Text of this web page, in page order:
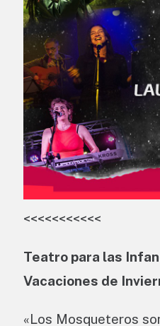
<<<<<<<<<<<
Teatro para las
Vacaciones de
«Los Mosqueteros